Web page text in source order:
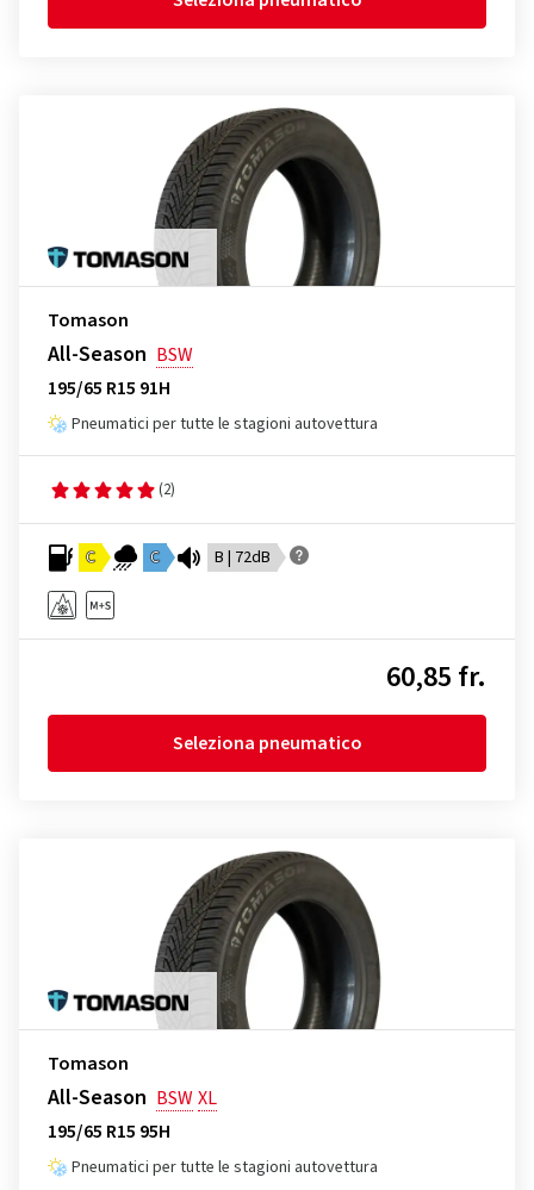
Tomason
All-Season BSW
195/65 R15 91H
Pneumatici per tutte le stagioni autovettura
(2)
C C B | 72dB
60,85 fr.
Seleziona pneumatico
Tomason
All-Season BSWXL
195/65 R15 95H
Pneumatici per tutte le stagioni autovettura